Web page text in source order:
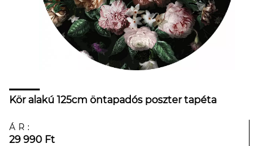
Kör alakú 125cm öntapadós poszter tapéta
ÁR:
29 990 Ft